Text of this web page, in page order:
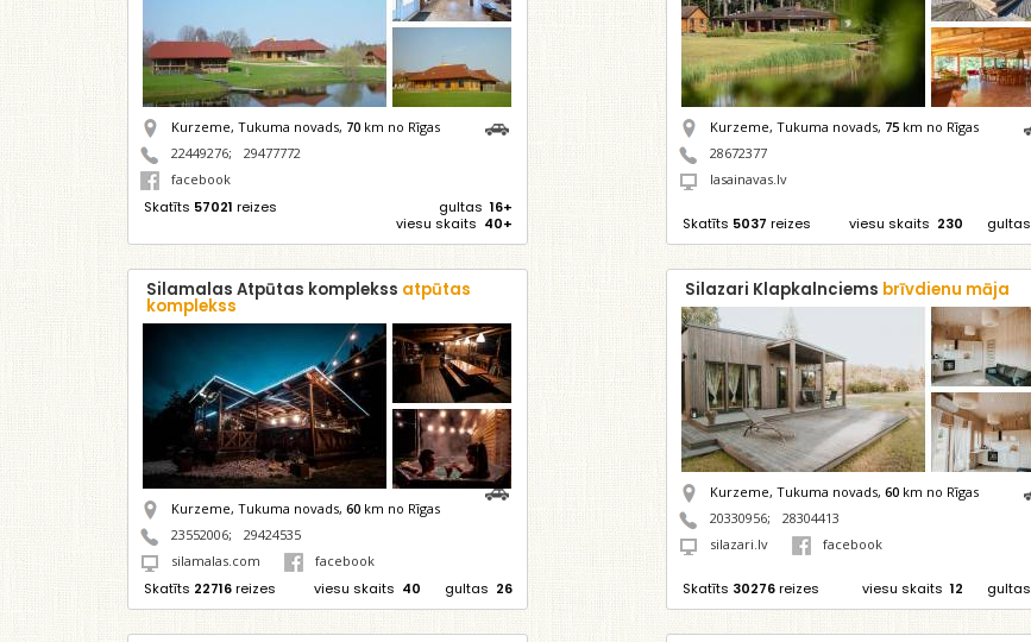
Kurzeme, Tukuma novads, 70km no Rīgas
22449276;
29477772
facebook
Skatīts 57021 reizes gultas 16+
viesu skaits 40+
Kurzeme, Tukuma novads, 75 km no Rīgas
28672377
lasainavas.lv
Skatīts 5037 reizes gultas
viesu skaits 230
Silamalas Atpūtas komplekss atpūtas
komplekss
Kurzeme, Tukuma novads, 60km no Rīgas
23552006;
29424535
silamalas.com
facebook
Skatīts 22716reizes gultas 26
viesu skaits 40
Silazari Klapkalnciems brīvdienu māja
Kurzeme, Tukuma novads,60 km no Rīgas
20330956;
28304413
silazari.lv
facebook
Skatīts 30276reizes gultas
viesu skaits 12